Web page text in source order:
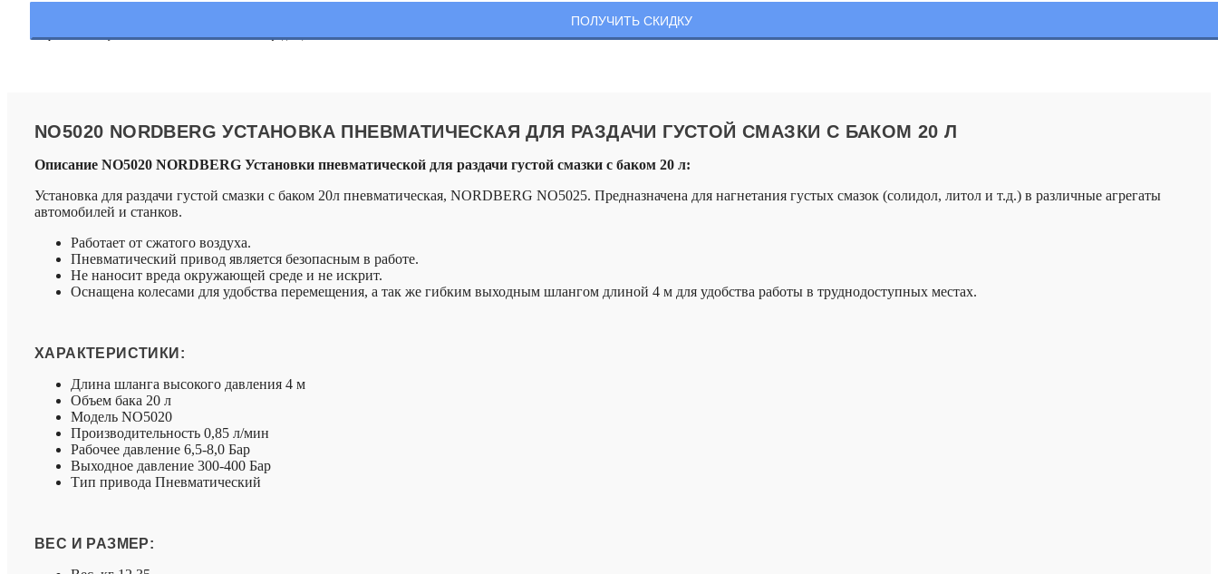
Отправляя заявку, Вы соглашаетесь сполитикой конфиденциальности.
NO5020 NORDBERG УСТАНОВКА ПНЕВМАТИЧЕСКАЯ ДЛЯ РАЗДАЧИ ГУСТОЙ СМАЗКИ С БАКОМ 20 Л
Описание NO5020 NORDBERG Установки пневматической для раздачи густой смазки с баком 20 л:
Установка для раздачи густой смазки с баком 20л пневматическая, NORDBERG NO5025. Предназначена для нагнетания густых смазок (солидол, литол и т.д.) в различные агрегаты
автомобилей и станков.
Работает от сжатого воздуха.
Пневматический привод является безопасным в работе.
Не наносит вреда окружающей среде и не искрит.
Оснащена колесами для удобства перемещения, а так же гибким выходным шлангом длиной 4 м для удобства работы в труднодоступных местах.
ХАРАКТЕРИСТИКИ:
Длина шланга высокого давления 4 м
Объем бака 20 л
Модель NO5020
Производительность 0,85 л/мин
Рабочее давление 6,5-8,0 Бар
Выходное давление 300-400 Бар
Тип привода Пневматический
ВЕС И РАЗМЕР: